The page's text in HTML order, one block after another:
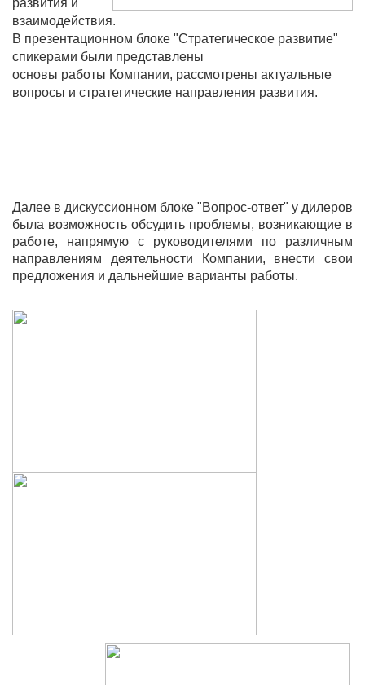
взаимодействия.
В презентационном блоке "Стратегическое развитие"
спикерами были представлены
основы работы Компании, рассмотрены актуальные
вопросы и стратегические направления развития.
Далее в дискуссионном блоке "Вопрос-ответ" у дилеров
была возможность обсудить проблемы, возникающие в
работе, напрямую с руководителями по различным
направлениям деятельности Компании, внести свои
предложения и дальнейшие варианты работы.